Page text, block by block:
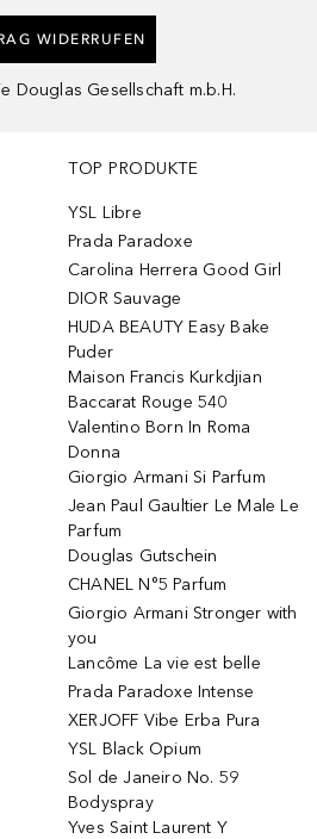
WIDERRUFEN
Douglas Gesellschaft m.b.H.
TOP PRODUKTE
YSL Libre
Prada Paradoxe
Carolina Herrera Good Girl
DIOR Sauvage
HUDA BEAUTY Easy Bake
Puder
Maison Francis Kurkdjian
Baccarat Rouge 540
Valentino Born In Roma
Donna
Giorgio Armani Si Parfum
Jean Paul Gaultier Le Male Le
Parfum
Douglas Gutschein
CHANEL N°5 Parfum
Giorgio Armani Stronger with
you
Lancôme La vie est belle
Prada Paradoxe Intense
XERJOFF Vibe Erba Pura
YSL Black Opium
Sol de Janeiro No. 59
Bodyspray
Yves Saint Laurent Y